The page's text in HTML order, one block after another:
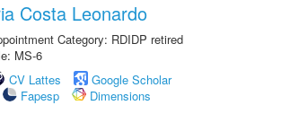
Costa Leonardo
Category: RDIDP retired
MS-6
CV Lattes
Google Scholar
Fapesp
Dimensions